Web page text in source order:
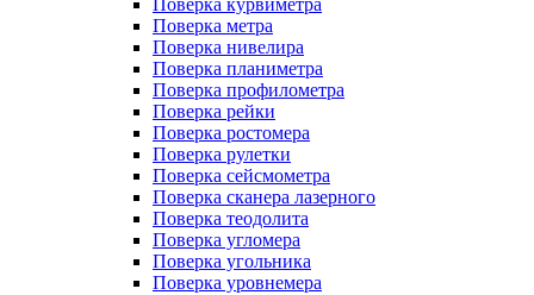
Поверка курвиметра
Поверка метра
Поверка нивелира
Поверка планиметра
Поверка профилометра
Поверка рейки
Поверка ростомера
Поверка рулетки
Поверка сейсмометра
Поверка сканера лазерного
Поверка теодолита
Поверка угломера
Поверка угольника
Поверка уровнемера